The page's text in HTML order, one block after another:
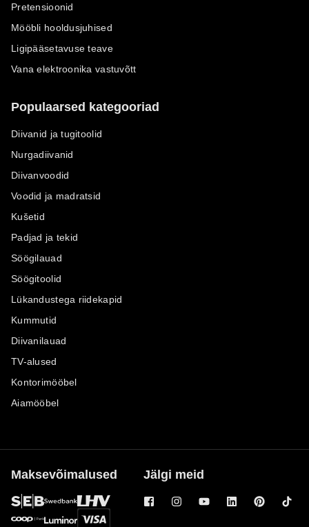
Pretensioonid
Mööbli hooldusjuhised
Ligipääsetavuse teave
Vana elektroonika vastuvõtt
Populaarsed kategooriad
Diivanid ja tugitoolid
Nurgadiivanid
Diivanvoodid
Voodid ja madratsid
Kušetid
Padjad ja tekid
Söögilauad
Söögitoolid
Lükandustega riidekapid
Kummutid
Diivanilauad
TV-alused
Kontorimööbel
Aiamööbel
Maksevõimalused Jälgi meid